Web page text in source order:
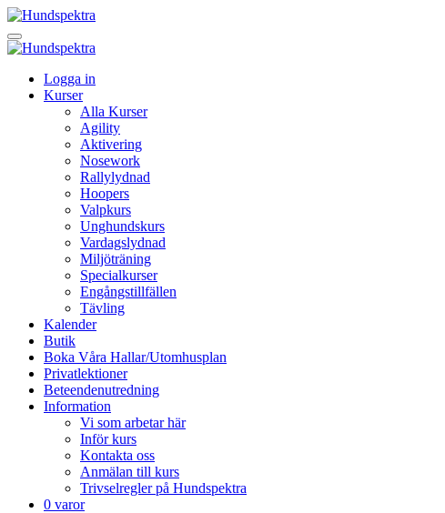
Logga in
Kurser
Alla Kurser
Agility
Aktivering
Nosework
Rallylydnad
Hoopers
Valpkurs
Unghundskurs
Vardagslydnad
Miljöträning
Specialkurser
Engångstillfällen
Tävling
Kalender
Butik
Boka Våra Hallar/Utomhusplan
Privatlektioner
Beteendenutredning
Information
Vi som arbetar här
Inför kurs
Kontakta oss
Anmälan till kurs
Trivselregler på Hundspektra
0 varor